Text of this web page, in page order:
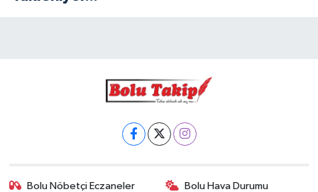
Bolu Nöbetçi Eczaneler Bolu Hava Durumu